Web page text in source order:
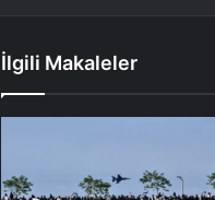
İlgili Makaleler